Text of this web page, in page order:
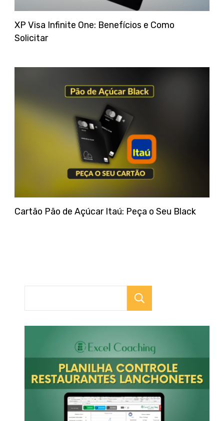
XP Visa Infinite One: Benefícios e Como
Solicitar
Cartão Pão de Açúcar Itaú: Peça o Seu Black